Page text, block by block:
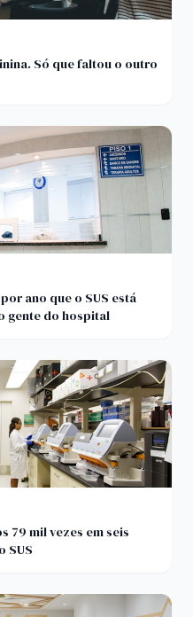
Só que faltou o outro
ano que o SUS está
gente do hospital
79 mil vezes em seis
SUS